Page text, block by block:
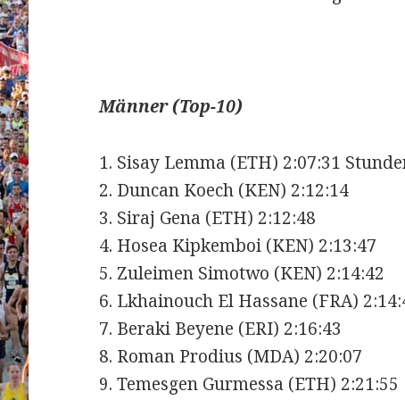
Männer (Top-10)
1. Sisay Lemma (ETH) 2:07:31
2. Duncan Koech (KEN) 2:12:14
3. Siraj Gena (ETH) 2:12:48
4. Hosea Kipkemboi (KEN) 2:13:47
5. Zuleimen Simotwo (KEN) 2:14:42
6. Lkhainouch El Hassane (FRA)
7. Beraki Beyene (ERI) 2:16:43
8. Roman Prodius (MDA) 2:20:07
9. Temesgen Gurmessa (ETH) 2:21:55